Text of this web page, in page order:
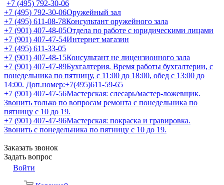
+7 (495) 792-30-06
+7 (495) 792-30-06Оружейный зал
+7 (495) 611-08-78Консультант оружейного зала
+7 (901) 407-48-05Отдела по работе с юридическими лицами
+7 (901) 407-47-54Интернет магазин
+7 (495) 611-33-05
+7 (901) 407-48-15Консультант не лицензионного зала
+7 (901) 407-47-89Бухгалтерия. Время работы бухгалтерии, с
понедельника по пятницу, с 11:00 до 18:00, обед с 13:00 до
14:00. Доп.номер:+7(495)611-59-65
+7 (901) 407-47-56Мастерская: слесарь/мастер-ложевщик.
Звонить только по вопросам ремонта с понедельника по
пятницу с 10 до 19.
+7 (901) 407-47-96Мастерская: покраска и гравировка.
Звонить с понедельника по пятницу с 10 до 19.
Заказать звонок
Задать вопрос
Войти